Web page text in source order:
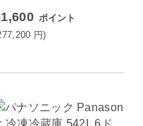
ポイント
円)